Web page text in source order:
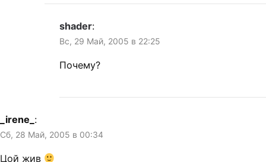
shader:
Вс, 29 Май, 2005 в 22:25
Почему?
_irene_ :
Сб, 28 Май, 2005 в 00:34
Цой жив